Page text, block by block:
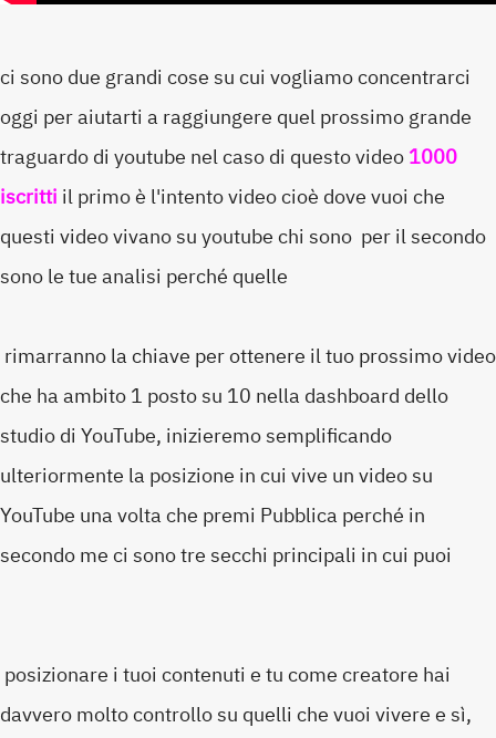
ci sono due grandi cose su cui vogliamo concentrarci
oggi per aiutarti a raggiungere quel prossimo grande
traguardo di youtube nel caso di questo video1000
iscritti il primo è l'intento video cioè dove vuoi che
questi video vivano su youtube chi sono per il secondo
sono le tue analisi perché quelle
rimarranno la chiave per ottenere il tuo prossimo video
che ha ambito 1 posto su 10 nella dashboard dello
studio di YouTube, inizieremo semplificando
ulteriormente la posizione in cui vive un video su
YouTube una volta che premi Pubblica perché in
secondo me ci sono tre secchi principali in cui puoi
posizionare i tuoi contenuti e tu come creatore hai
davvero molto controllo su quelli che vuoi vivere e sì,